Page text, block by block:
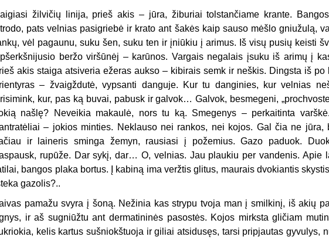
žilvičių linija, prieš akis – jūra, žiburiai tolstančiame krante.
pats velnias pasigriebė ir krato ant šakės kaip sauso mėšlo gniužulą,
vėl pagaunu, suku šen, suku ten ir įniūkiu į arimus. Iš visų pusių keisti
beržo viršūnėj – karūnos. Vargais negalais įsuku iš arimų į
akis staiga atsiveria ežeras aukso – kibirais semk ir neškis. Dingsta iš po
– žvaigždutė, vypsanti danguje. Kur tu danginies, kur velnias
kur, pas ką buvai, pabusk ir galvok… Galvok, besmegeni,
našlę? Neveikia makaulė, nors tu ką. Smegenys – perkaitinta
– jokios minties. Neklauso nei rankos, nei kojos. Gal čia ne jūra,
ir laineris sminga žemyn, rausiasi į požemius. Gazo paduok.
rupūže. Dar sykį, dar… O, velnias. Jau plaukiu per vandenis. Apie
bangos plaka bortus. Į kabiną ima veržtis glitus, maurais dvokiantis
gazolis?..
pamažu svyra į šoną. Nežinia kas strypu tvoja man į smilkinį, iš akių
ir aš sugniūžtu ant dermatininės pasostės. Kojos mirksta gličiam
kelis kartus sušniokštuoja ir giliai atsidusęs, tarsi pripjautas gyvulys,